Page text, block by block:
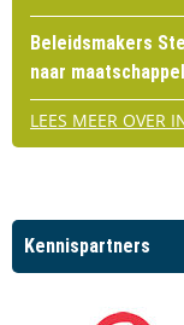
Beleidsmakers
naar
LEES MEER OVER
Kennispartners